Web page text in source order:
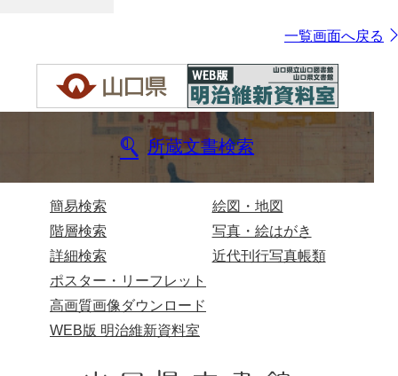
一覧画面へ戻る
所蔵文書検索
簡易検索
階層検索
詳細検索
絵図・地図
写真・絵はがき
近代刊行写真帳類
ポスター・リーフレット
高画質画像ダウンロード
WEB版 明治維新資料室